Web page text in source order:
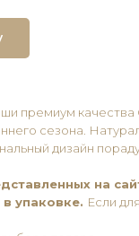
премиум качества
сезона.
дизайн
на
упаковке. Если